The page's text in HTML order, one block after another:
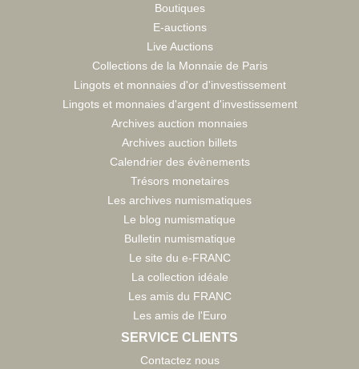
Boutiques
E-auctions
Live Auctions
Collections de la Monnaie de Paris
Lingots et monnaies d'or d'investissement
Lingots et monnaies d'argent d'investissement
Archives auction monnaies
Archives auction billets
Calendrier des évènements
Trésors monetaires
Les archives numismatiques
Le blog numismatique
Bulletin numismatique
Le site du e-FRANC
La collection idéale
Les amis du FRANC
Les amis de l'Euro
SERVICE CLIENTS
Contactez nous